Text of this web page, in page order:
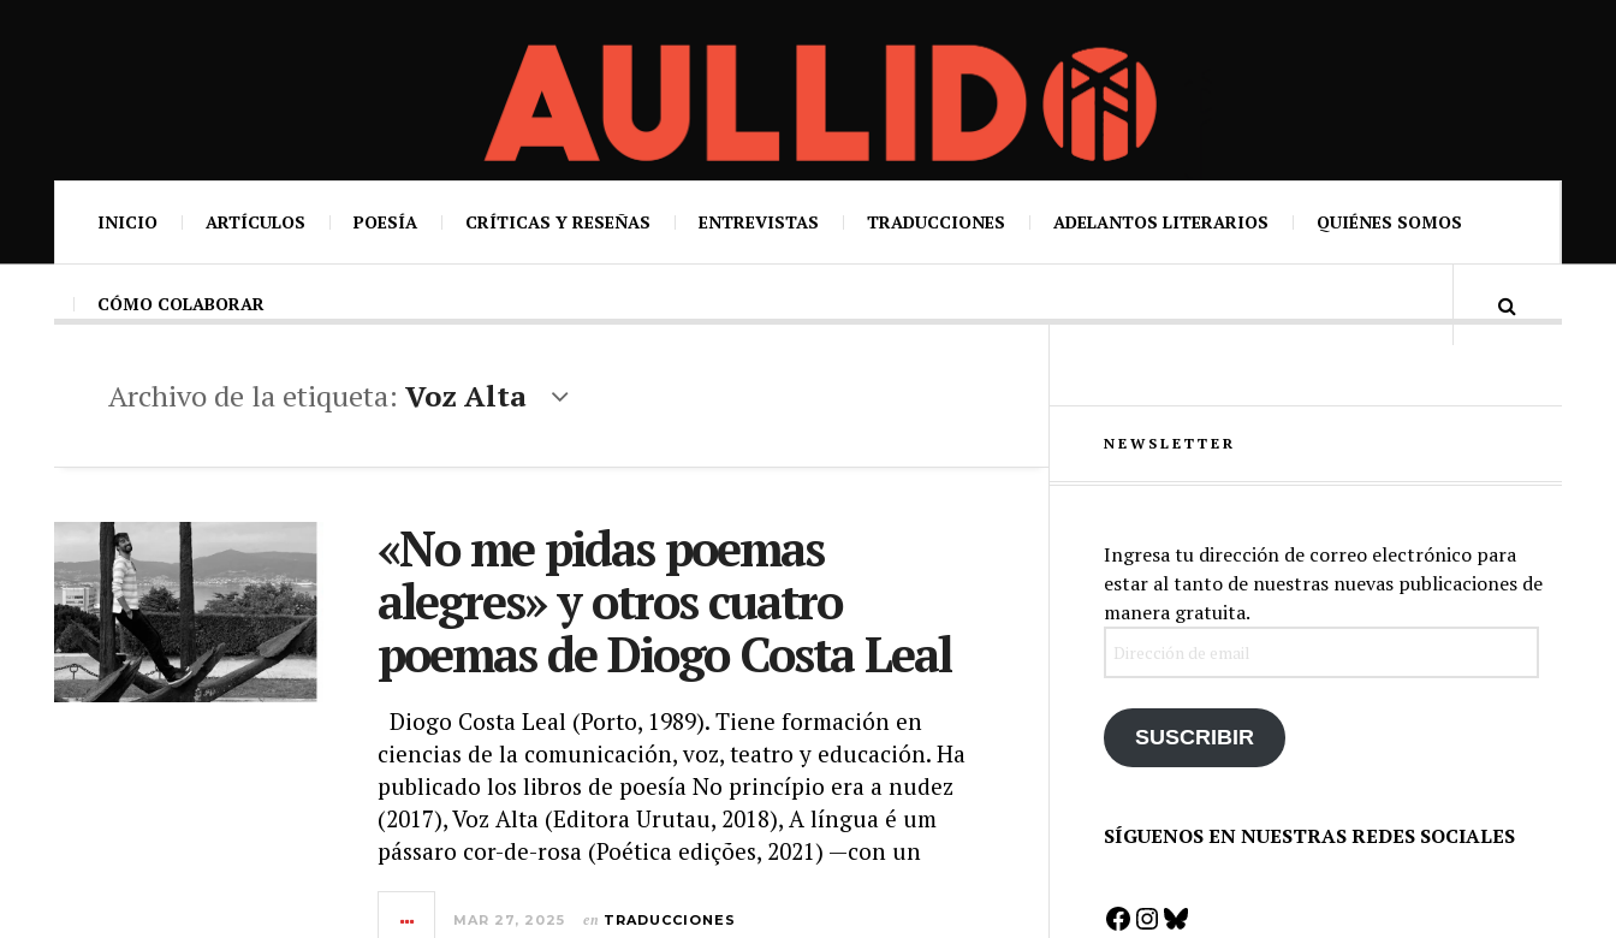
INICIO ARTÍCULOS POESÍA CRÍTICAS Y RESEÑAS ENTREVISTAS TRADUCCIONES ADELANTOS LITERARIOS QUIÉNES SOMOS
CÓMO COLABORAR
Archivo de la etiqueta: Voz Alta
«No me pidas poemas
alegres» y otros cuatro
poemas de Diogo Costa Leal
Diogo Costa Leal (Porto, 1989). Tiene formación en
ciencias de la comunicación, voz, teatro y educación. Ha
publicado los libros de poesía No princípio era a nudez
(2017), Voz Alta (Editora Urutau, 2018), A língua é um
pássaro cor-de-rosa (Poética edições, 2021) —con un
MAR 27, 2025 en TRADUCCIONES
NEWSLETTER
Ingresa tu dirección de correo electrónico para
estar al tanto de nuestras nuevas publicaciones de
manera gratuita.
SUSCRIBIR
SÍGUENOS EN NUESTRAS REDES SOCIALES
Facebook
Instagram
Bluesky